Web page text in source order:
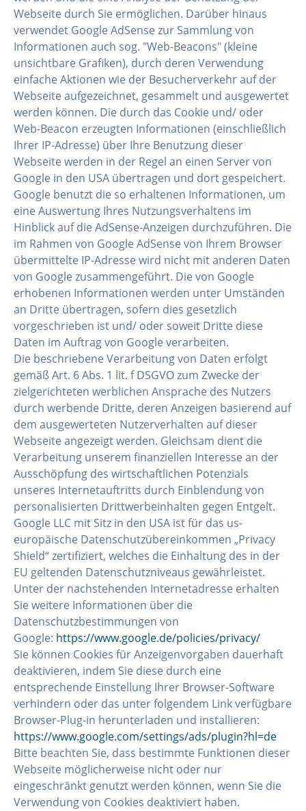
Webseite durch Sie ermöglichen. Darüber hinaus
verwendet Google AdSense zur Sammlung von
Informationen auch sog. "Web-Beacons" (kleine
unsichtbare Grafiken), durch deren Verwendung
einfache Aktionen wie der Besucherverkehr auf der
Webseite aufgezeichnet, gesammelt und ausgewertet
werden können. Die durch das Cookie und/ oder
Web-Beacon erzeugten Informationen (einschließlich
Ihrer IP-Adresse) über Ihre Benutzung dieser
Webseite werden in der Regel an einen Server von
Google in den USA übertragen und dort gespeichert.
Google benutzt die so erhaltenen Informationen, um
eine Auswertung Ihres Nutzungsverhaltens im
Hinblick auf die AdSense-Anzeigen durchzuführen. Die
im Rahmen von Google AdSense von Ihrem Browser
übermittelte IP-Adresse wird nicht mit anderen Daten
von Google zusammengeführt. Die von Google
erhobenen Informationen werden unter Umständen
an Dritte übertragen, sofern dies gesetzlich
vorgeschrieben ist und/ oder soweit Dritte diese
Daten im Auftrag von Google verarbeiten.
Die beschriebene Verarbeitung von Daten erfolgt
gemäß Art. 6 Abs. 1 lit. f DSGVO zum Zwecke der
zielgerichteten werblichen Ansprache des Nutzers
durch werbende Dritte, deren Anzeigen basierend auf
dem ausgewerteten Nutzerverhalten auf dieser
Webseite angezeigt werden. Gleichsam dient die
Verarbeitung unserem finanziellen Interesse an der
Ausschöpfung des wirtschaftlichen Potenzials
unseres Internetauftritts durch Einblendung von
personalisierten Drittwerbeinhalten gegen Entgelt.
Google LLC mit Sitz in den USA ist für das us-
europäische Datenschutzübereinkommen „Privacy
Shield“ zertifiziert, welches die Einhaltung des in der
EU geltenden Datenschutzniveaus gewährleistet.
Unter der nachstehenden Internetadresse erhalten
Sie weitere Informationen über die
Datenschutzbestimmungen von
Google: https://www.google.de/policies/privacy/
Sie können Cookies für Anzeigenvorgaben dauerhaft
deaktivieren, indem Sie diese durch eine
entsprechende Einstellung Ihrer Browser-Software
verhindern oder das unter folgendem Link verfügbare
Browser-Plug-in herunterladen und installieren:
https://www.google.com/settings/ads/plugin?hl=de
Bitte beachten Sie, dass bestimmte Funktionen dieser
Webseite möglicherweise nicht oder nur
eingeschränkt genutzt werden können, wenn Sie die
Verwendung von Cookies deaktiviert haben.